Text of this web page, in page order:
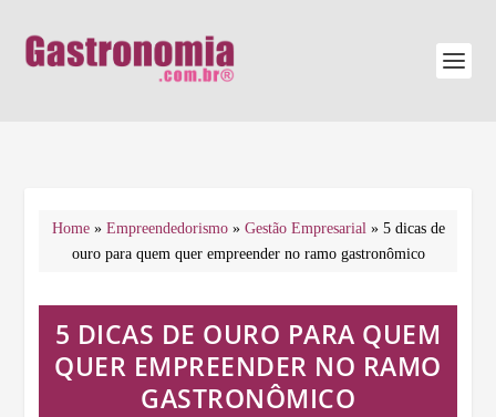
Home» Empreendedorismo» Gestão Empresarial» 5 dicas de
ouro para quem quer empreender no ramo gastronômico
5 DICAS DE OURO PARA QUEM
QUER EMPREENDER NO RAMO
GASTRONÔMICO